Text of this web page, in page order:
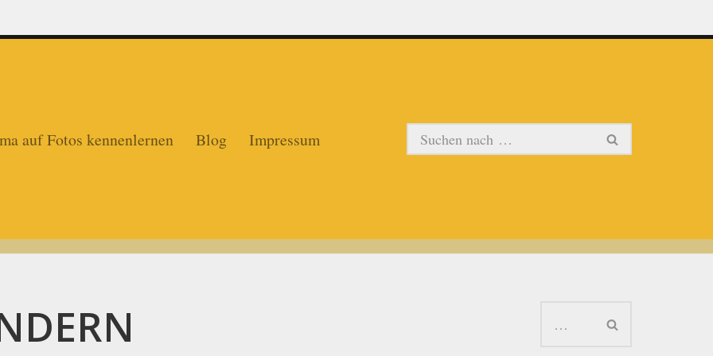
auf Fotos kennenlernen Blog Impressum